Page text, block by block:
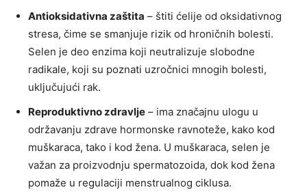
Antioksidativna zaštita – štiti ćelije od oksidativnog
stresa, čime se smanjuje rizik od hroničnih bolesti.
Selen je deo enzima koji neutralizuje slobodne
radikale, koji su poznati uzročnici mnogih bolesti,
uključujući rak.
Reproduktivno zdravlje – ima značajnu ulogu u
održavanju zdrave hormonske ravnoteže, kako kod
muškaraca, tako i kod žena. U muškaraca, selen je
važan za proizvodnju spermatozoida, dok kod žena
pomaže u regulaciji menstrualnog ciklusa.